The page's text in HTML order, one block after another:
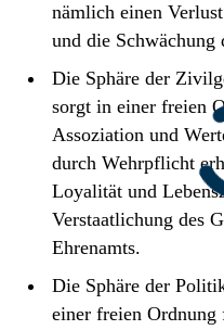
nämlich einen
und die Schwächung
Die Sphäre der
sorgt in einer freien
Assoziation und
durch Wehrpflicht
Loyalität und
Verstaatlichung des
Ehrenamts.
Die Sphäre der
einer freien